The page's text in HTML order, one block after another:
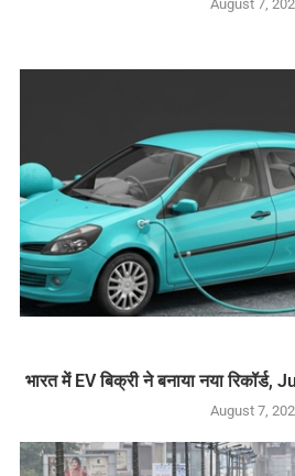
August 7,
भारत में EV बिक्री ने बनाया नया
August 7,